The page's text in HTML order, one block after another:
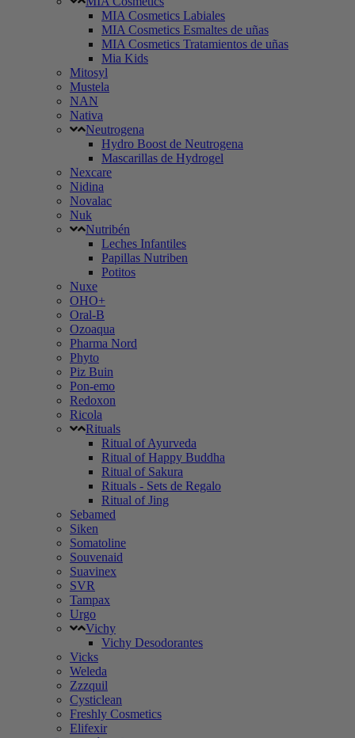
MIA Cosmetics Labiales
MIA Cosmetics Esmaltes de uñas
MIA Cosmetics Tratamientos de uñas
Mia Kids
Mitosyl
Mustela
NAN
Nativa
Neutrogena
Hydro Boost de Neutrogena
Mascarillas de Hydrogel
Nexcare
Nidina
Novalac
Nuk
Nutribén
Leches Infantiles
Papillas Nutriben
Potitos
Nuxe
OHO+
Oral-B
Ozoaqua
Pharma Nord
Phyto
Piz Buin
Pon-emo
Redoxon
Ricola
Rituals
Ritual of Ayurveda
Ritual of Happy Buddha
Ritual of Sakura
Rituals - Sets de Regalo
Ritual of Jing
Sebamed
Siken
Somatoline
Souvenaid
Suavinex
SVR
Tampax
Urgo
Vichy
Vichy Desodorantes
Vicks
Weleda
Zzzquil
Cysticlean
Freshly Cosmetics
Elifexir